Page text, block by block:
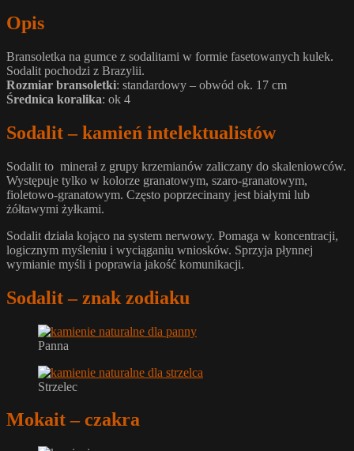
Opis
Bransoletka na gumce z sodalitami w formie fasetowanych kulek.
Sodalit pochodzi z Brazylii.
Rozmiar bransoletki: standardowy – obwód ok. 17 cm
Średnica koralika: ok 4
Sodalit – kamień intelektualistów
Sodalit to minerał z grupy krzemianów zaliczany do skaleniowców.
Występuje tylko w kolorze granatowym, szaro-granatowym,
fioletowo-granatowym. Często poprzecinany jest białymi lub
żółtawymi żyłkami.
Sodalit działa kojąco na system nerwowy. Pomaga w koncentracji,
logicznym myśleniu i wyciąganiu wniosków. Sprzyja płynnej
wymianie myśli i poprawia jakość komunikacji.
Sodalit – znak zodiaku
Panna
Strzelec
Mokait – czakra